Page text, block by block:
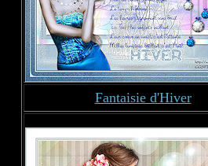
Fantaisie d'Hiver